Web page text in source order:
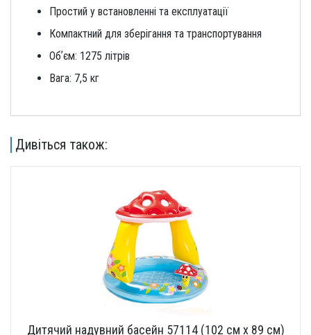
Простий у встановленні та експлуатації
Компактний для зберігання та транспортування
Обʼєм: 1275 літрів
Вага: 7,5 кг
Дивіться також:
Дитячий надувний басейн 57114 (102 см х 89 см)